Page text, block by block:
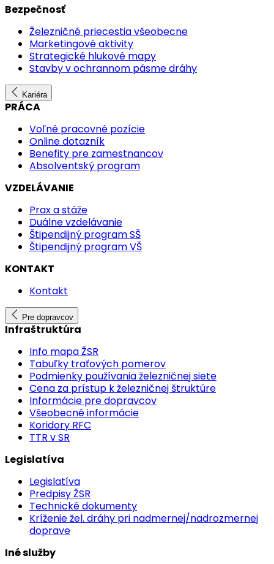
Bezpečnosť
Železničné priecestia všeobecne
Marketingové aktivity
Strategické hlukové mapy
Stavby v ochrannom pásme dráhy
Kariéra
PRÁCA
Voľné pracovné pozície
Online dotazník
Benefity pre zamestnancov
Absolventský program
VZDELÁVANIE
Prax a stáže
Duálne vzdelávanie
Štipendijný program SŠ
Štipendijný program VŠ
KONTAKT
Kontakt
Pre dopravcov
Infraštruktúra
Info mapa ŽSR
Tabuľky traťových pomerov
Podmienky používania železničnej siete
Cena za prístup k železničnej štruktúre
Informácie pre dopravcov
Všeobecné informácie
Koridory RFC
TTR v SR
Legislatíva
Legislatíva
Predpisy ŽSR
Technické dokumenty
Kríženie žel. dráhy pri nadmernej/nadrozmernej
doprave
Iné služby